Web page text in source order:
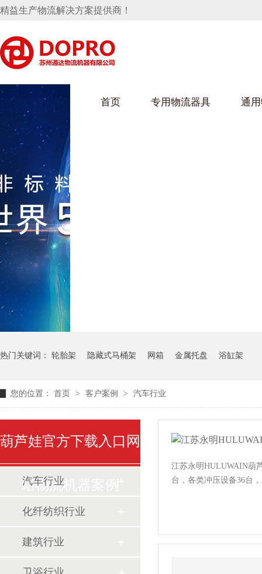
精益生产物流解决方案提供商！
首页 专用物流器具
葫芦娃下载最污架
保险杠料架
冲压件料架
仪表盘料架
架
消声器料架
通
车
料架
桶水箱支架
行业
行业
热门关键词： 轮胎架 隐藏式马桶架 网箱 金属托盘 浴缸架
您的位置： 首页 > 客户案例 > 汽车行业
江苏永明HULUWAIN葫芦
台，各类冲压设备36台
葫芦娃官方下载入口网
站物流机器案例
汽车行业
化纤纺织行业
建筑行业